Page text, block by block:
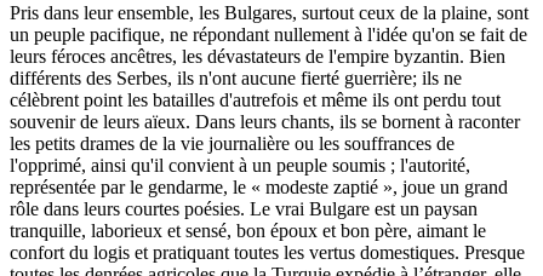
Pris dans leur ensemble, les Bulgares, surtout ceux de la plaine, sont
un peuple pacifique, ne répondant nullement à l'idée qu'on se fait de
leurs féroces ancêtres, les dévastateurs de l'empire byzantin. Bien
différents des Serbes, ils n'ont aucune fierté guerrière; ils ne
célèbrent point les batailles d'autrefois et même ils ont perdu tout
souvenir de leurs aïeux. Dans leurs chants, ils se bornent à raconter
les petits drames de la vie journalière ou les souffrances de
l'opprimé, ainsi qu'il convient à un peuple soumis ; l'autorité,
représentée par le gendarme, le « modeste zaptié », joue un grand
rôle dans leurs courtes poésies. Le vrai Bulgare est un paysan
tranquille, laborieux et sensé, bon époux et bon père, aimant le
confort du logis et pratiquant toutes les vertus domestiques. Presque